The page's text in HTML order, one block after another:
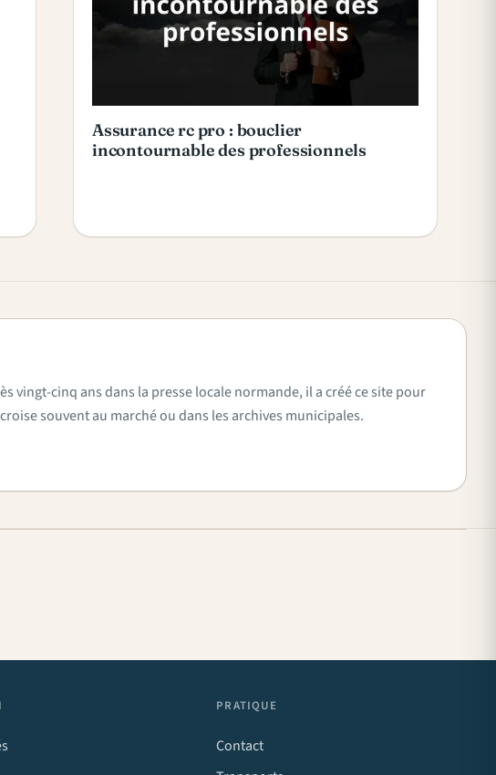
Assurance rc pro : bouclier
incontournable des professionnels
vingt-cinq ans dans la presse locale normande, il a créé ce site pour
souvent au marché ou dans les archives municipales.
PRATIQUE
Contact